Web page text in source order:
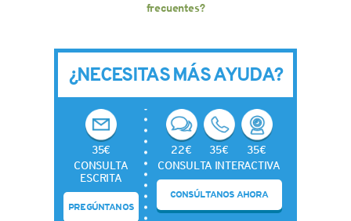
frecuentes?
¿NECESITAS MÁS AYUDA?
35€
CONSULTA
ESCRITA
PREGÚNTANOS
22€ 35€
35€
CONSULTA INTERACTIVA
CONSÚLTANOS AHORA